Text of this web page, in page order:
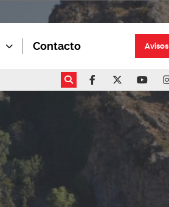
Contacto Avisos